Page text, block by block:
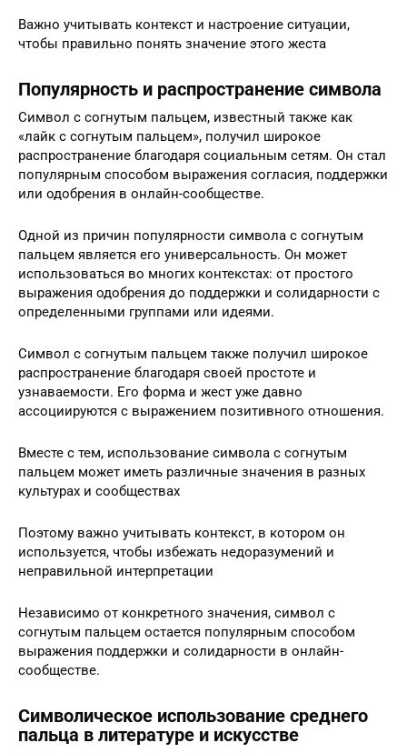
Важно учитывать контекст и настроение ситуации,
чтобы правильно понять значение этого жеста
Популярность и распространение символа
Символ с согнутым пальцем, известный также как
«лайк с согнутым пальцем», получил широкое
распространение благодаря социальным сетям. Он стал
популярным способом выражения согласия, поддержки
или одобрения в онлайн-сообществе.
Одной из причин популярности символа с согнутым
пальцем является его универсальность. Он может
использоваться во многих контекстах: от простого
выражения одобрения до поддержки и солидарности с
определенными группами или идеями.
Символ с согнутым пальцем также получил широкое
распространение благодаря своей простоте и
узнаваемости. Его форма и жест уже давно
ассоциируются с выражением позитивного отношения.
Вместе с тем, использование символа с согнутым
пальцем может иметь различные значения в разных
культурах и сообществах
Поэтому важно учитывать контекст, в котором он
используется, чтобы избежать недоразумений и
неправильной интерпретации
Независимо от конкретного значения, символ с
согнутым пальцем остается популярным способом
выражения поддержки и солидарности в онлайн-
сообществе.
Символическое использование среднего
пальца в литературе и искусстве